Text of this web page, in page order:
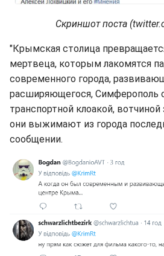
Скриншот поста
"Крымская столица
мертвеца, которым лакомятся
современного города,
расширяющегося, Симферополь
транспортной клоакой,
они выжимают из города
сообщении.